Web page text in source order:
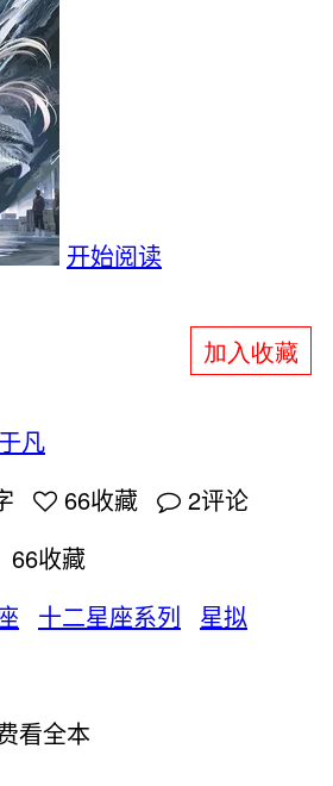
开始阅读
加入收藏
凡
66收藏 2评论
66收藏
十二星座系列
星拟
看全本